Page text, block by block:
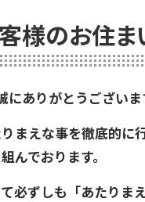
様のお住ま
ありがとうございま
まえな事を徹底的に
んでおります。
必ずしも「あたりま